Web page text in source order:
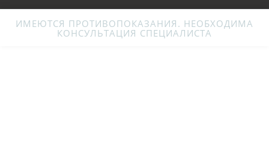
ИМЕЮТСЯ ПРОТИВОПОКАЗАНИЯ. НЕОБХОДИМА
КОНСУЛЬТАЦИЯ СПЕЦИАЛИСТА